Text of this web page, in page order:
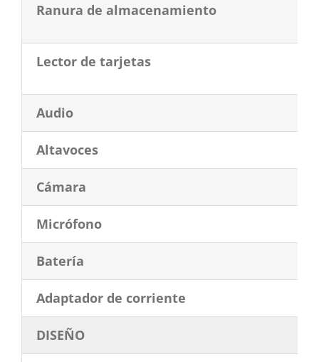
Ranura de almacenamiento
Lector de tarjetas
Audio
Altavoces
Cámara
Micrófono
Batería
Adaptador de corriente
DISEÑO